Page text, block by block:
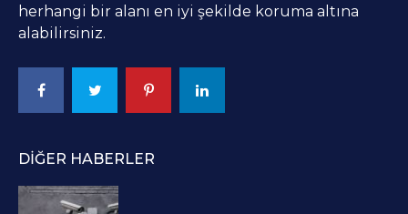
herhangi bir alanı en iyi şekilde koruma altına
alabilirsiniz.
DIĞER HABERLER